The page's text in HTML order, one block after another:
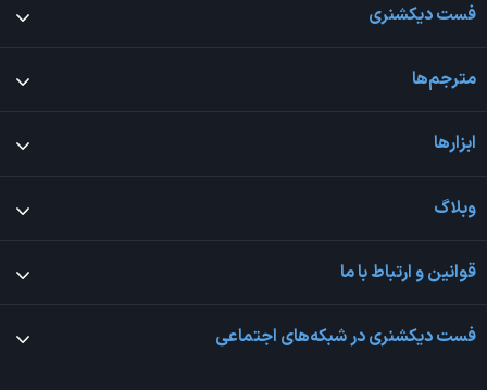
فست دیکشنری
مترجم‌ها
ابزارها
وبلاگ
قوانین و ارتباط با ما
فست دیکشنری در شبکه‌های اجتماعی